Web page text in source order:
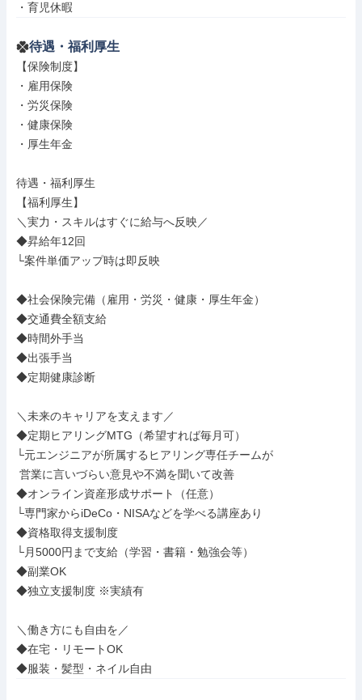
・育児休暇
待遇・福利厚生
【保険制度】
・雇用保険
・労災保険
・健康保険
・厚生年金
待遇・福利厚生
【福利厚生】
＼実力・スキルはすぐに給与へ反映／
◆昇給年12回
└案件単価アップ時は即反映
◆社会保険完備（雇用・労災・健康・厚生年金）
◆交通費全額支給
◆時間外手当
◆出張手当
◆定期健康診断
＼未来のキャリアを支えます／
◆定期ヒアリングMTG（希望すれば毎月可）
└元エンジニアが所属するヒアリング専任チームが
◆オンライン資産形成サポート（任意）
└専門家からiDeCo・NISAなどを学べる講座あり
◆資格取得支援制度
└月5000円まで支給（学習・書籍・勉強会等）
◆副業OK
◆独立支援制度 ※実績有
＼働き方にも自由を／
◆在宅・リモートOK
◆服装・髪型・ネイル自由